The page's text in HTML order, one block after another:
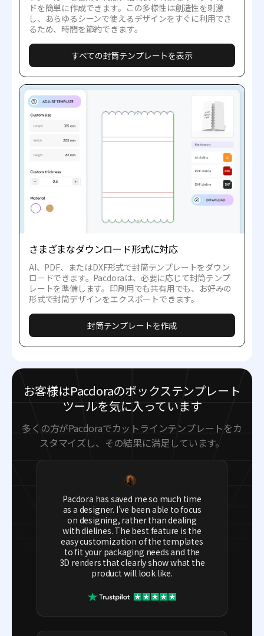
ドを簡単に作成できます。この多様性は創造性を刺激
し、あらゆるシーンで使えるデザインをすぐに利用でき
るため、時間を節約できます。
すべての封筒テンプレートを表示
さまざまなダウンロード形式に対応
AI、PDF、またはDXF形式で封筒テンプレートをダウン
ロードできます。Pacdoraは、必要に応じて封筒テンプ
レートを準備します。印刷用でも共有用でも、お好みの
形式で封筒デザインをエクスポートできます。
封筒テンプレートを作成
お客様はPacdoraのボックステンプレート
ツールを気に入っています
多くの方がPacdoraでカットラインテンプレートをカ
スタマイズし、その結果に満足しています。
Pacdora has saved me so much time
as a designer. I've been able to focus
on designing, rather than dealing
with dielines. The best feature is the
easy customization of the templates
to fit your packaging needs and the
3D renders that clearly show what the
product will look like.